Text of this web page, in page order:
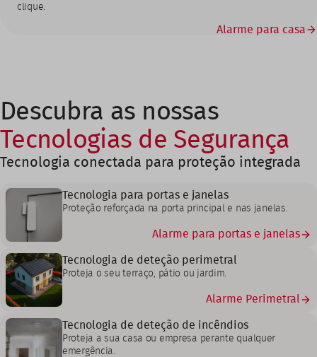
clique.
Alarme para casa
Descubra as nossas
Tecnologias de Segurança
Tecnologia conectada para proteção integrada
Tecnologia para portas e janelas
Proteção reforçada na porta principal e nas janelas.
Alarme para portas e janelas
Tecnologia de deteção perimetral
Proteja o seu terraço, pátio ou jardim.
Alarme Perimetral
Tecnologia de deteção de incêndios
Proteja a sua casa ou empresa perante qualquer
emergência.